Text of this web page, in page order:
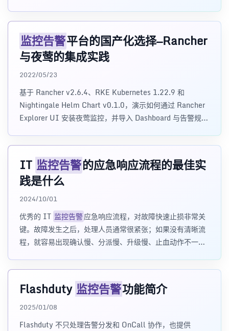
监控告警平台的国产化选择—Rancher
与夜莺的集成实践
2022/05/23
基于 Rancher v2.6.4、RKE Kubernetes 1.22.9 和
Nightingale Helm Chart v0.1.0，演示如何通过 Rancher
Explorer UI 安装夜莺监控，并导入 Dashboard 与告警规
IT 监控告警的应急响应流程的最佳实
践是什么
2024/10/01
优秀的 IT 监控告警应急响应流程，对故障快速止损非常关
键。故障发生之后，处理人员通常很紧张；如果没有清晰流
程，就容易出现确认慢、分派慢、升级慢、止血动作不一致
Flashduty 监控告警功能简介
2025/01/08
Flashduty 不只处理告警分发和 OnCall 协作，也提供